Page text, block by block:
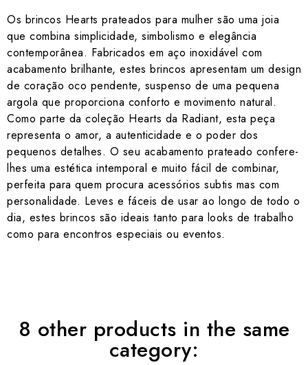
Os brincos Hearts prateados para mulher são uma joia
que combina simplicidade, simbolismo e elegância
contemporânea. Fabricados em aço inoxidável com
acabamento brilhante, estes brincos apresentam um design
de coração oco pendente, suspenso de uma pequena
argola que proporciona conforto e movimento natural.
Como parte da coleção Hearts da Radiant, esta peça
representa o amor, a autenticidade e o poder dos
pequenos detalhes. O seu acabamento prateado confere-
lhes uma estética intemporal e muito fácil de combinar,
perfeita para quem procura acessórios subtis mas com
personalidade. Leves e fáceis de usar ao longo de todo o
dia, estes brincos são ideais tanto para looks de trabalho
como para encontros especiais ou eventos.
8 other products in the same
category: